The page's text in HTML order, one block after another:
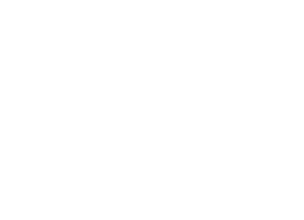
io/go/v2/core"
logto-io/go/v2/client"